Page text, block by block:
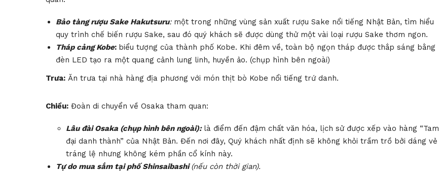
Bảo tàng rượu Sake Hakutsuru: một trong những vùng sản xuất rượu Sake nổi tiếng Nhật Bản, tìm hiểu
quy trình chế biến rượu Sake, sau đó quý khách sẽ được dùng thử một vài loại rượu Sake thơm ngon.
Tháp cảng Kobe: biểu tượng của thành phố Kobe. Khi đêm về, toàn bộ ngọn tháp được thắp sáng bằng
đèn LED tạo ra một quang cảnh lung linh, huyền ảo. (chụp hình bên ngoài)
Trưa: Ăn trưa tại nhà hàng địa phương với món thịt bò Kobe nổi tiếng trứ danh.
Chiều: Đoàn di chuyển về Osaka tham quan:
Lâu đài Osaka (chụp hình bên ngoài): là điểm đến đậm chất văn hóa, lịch sử được xếp vào hàng “Tam
đại danh thành” của Nhật Bản. Đến nơi đây, Quý khách nhất định sẽ không khỏi trầm trồ bởi dáng vẻ
tráng lệ nhưng không kém phần cổ kính này.
Tự do mua sắm tại phố Shinsaibashi(nếu còn thời gian).